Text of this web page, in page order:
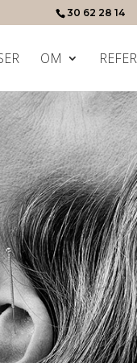
30 62 28 14
OM